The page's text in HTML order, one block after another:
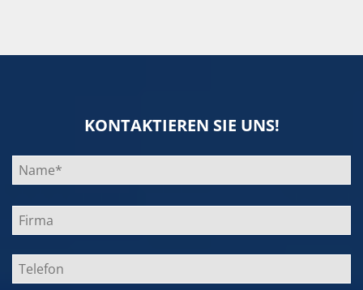
KONTAKTIEREN SIE UNS!
Bitte
lasse
dieses
Feld
leer.